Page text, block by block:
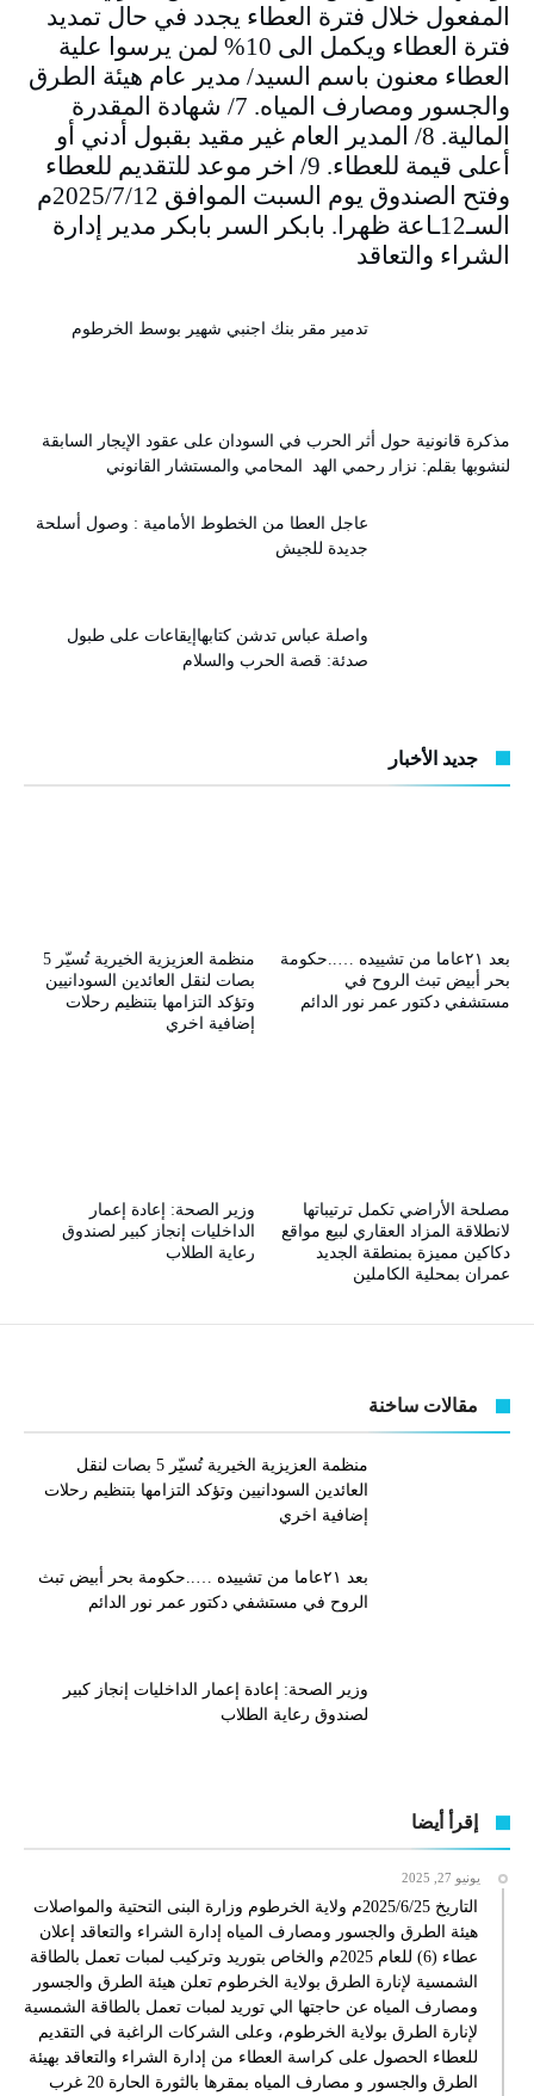
المفعول خلال فترة العطاء يجدد في حال تمديد
فترة العطاء ويكمل الى 10% لمن يرسوا علية
العطاء معنون باسم السيد/ مدير عام هيئة الطرق
والجسور ومصارف المياه. 7/ شهادة المقدرة
المالية. 8/ المدير العام غير مقيد بقبول أدني أو
أعلى قيمة للعطاء. 9/ اخر موعد للتقديم للعطاء
وفتح الصندوق يوم السبت الموافق 2025/7/12م
السـ12ـاعة ظهرا. بابكر السر بابكر مدير إدارة
الشراء والتعاقد
تدمير مقر بنك اجنبي شهير بوسط الخرطوم
مذكرة قانونية حول أثر الحرب في السودان على عقود الإيجار السابقة
لنشوبها بقلم: نزار رحمي الهد المحامي والمستشار القانوني
عاجل العطا من الخطوط الأمامية : وصول أسلحة
جديدة للجيش
واصلة عباس تدشن كتابهاإيقاعات على طبول
صدئة: قصة الحرب والسلام
جديد الأخبار
منظمة العزيزية الخيرية تُسيّر 5
بصات لنقل العائدين السودانيين
وتؤكد التزامها بتنظيم رحلات
إضافية اخري
بعد ٢١عاما من تشييده …..حكومة
بحر أبيض تبث الروح في
مستشفي دكتور عمر نور الدائم
وزير الصحة: إعادة إعمار
الداخليات إنجاز كبير لصندوق
رعاية الطلاب
مصلحة الأراضي تكمل ترتيباتها
لانطلاقة المزاد العقاري لبيع مواقع
دكاكين مميزة بمنطقة الجديد
عمران بمحلية الكاملين
مقالات ساخنة
منظمة العزيزية الخيرية تُسيّر 5 بصات لنقل
العائدين السودانيين وتؤكد التزامها بتنظيم رحلات
إضافية اخري
بعد ٢١عاما من تشييده …..حكومة بحر أبيض تبث
الروح في مستشفي دكتور عمر نور الدائم
وزير الصحة: إعادة إعمار الداخليات إنجاز كبير
لصندوق رعاية الطلاب
إقرأ أيضا
يونيو 27, 2025
التاريخ 2025/6/25م ولاية الخرطوم وزارة البنى التحتية والمواصلات
هيئة الطرق والجسور ومصارف المياه إدارة الشراء والتعاقد إعلان
عطاء (6) للعام 2025م والخاص بتوريد وتركيب لمبات تعمل بالطاقة
الشمسية لإنارة الطرق بولاية الخرطوم تعلن هيئة الطرق والجسور
ومصارف المياه عن حاجتها الي توريد لمبات تعمل بالطاقة الشمسية
لإنارة الطرق بولاية الخرطوم، وعلى الشركات الراغبة في التقديم
للعطاء الحصول على كراسة العطاء من إدارة الشراء والتعاقد بهيئة
الطرق والجسور و مصارف المياه بمقرها بالثورة الحارة 20 غرب